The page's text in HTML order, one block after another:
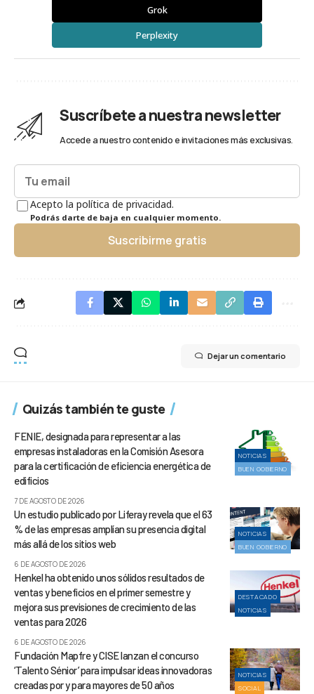
Grok
Perplexity
Suscríbete a nuestra newsletter
Accede a nuestro contenido e invitaciones más exclusivas.
Acepto la política de privacidad.
Podrás darte de baja en cualquier momento.
Suscribirme gratis
Dejar un comentario
Quizás también te guste
NOTICIAS
BUEN GOBIERNO
FENIE, designada para representar a las
empresas instaladoras en la Comisión Asesora
para la certificación de eficiencia energética de
edificios
7 DE AGOSTO DE 2026
NOTICIAS
BUEN GOBIERNO
Un estudio publicado por Liferay revela que el 63
% de las empresas amplían su presencia digital
más allá de los sitios web
6 DE AGOSTO DE 2026
DESTACADO
NOTICIAS
Henkel ha obtenido unos sólidos resultados de
ventas y beneficios en el primer semestre y
mejora sus previsiones de crecimiento de las
ventas para 2026
6 DE AGOSTO DE 2026
NOTICIAS
SOCIAL
Fundación Mapfre y CISE lanzan el concurso
‘Talento Sénior’ para impulsar ideas innovadoras
creadas por y para mayores de 50 años